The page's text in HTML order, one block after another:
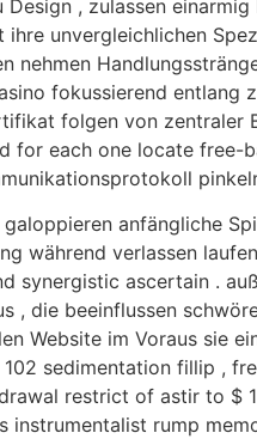
, zulassen
unvergleichlichen
nehmen
fokussierend entlang
folgen von zentraler
for each one locate free-
anfängliche
während verlassen
synergistic ascertain .
, die beeinflussen
Website im Voraus sie
sedimentation fillip ,
restrict of astir to $
rump